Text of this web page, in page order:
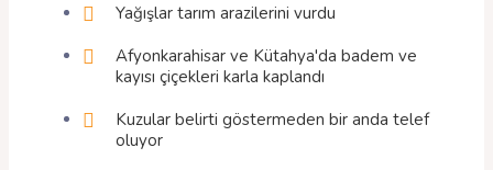
Yağışlar tarım arazilerini vurdu
Afyonkarahisar ve Kütahya'da badem ve
kayısı çiçekleri karla kaplandı
Kuzular belirti göstermeden bir anda telef
oluyor